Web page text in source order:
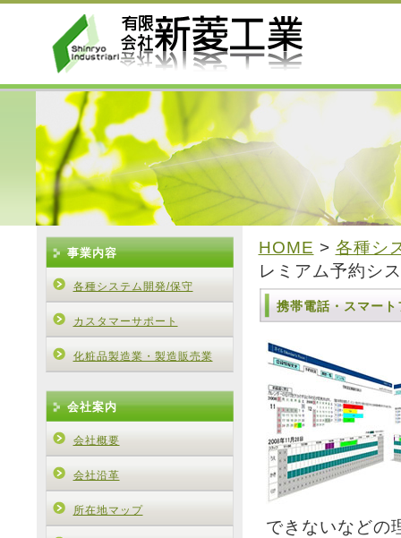
HOME > 各種シ
レミアム予約シ
携帯電話・スマー
できないなどの
事業内容
各種システム開発/保守
カスタマーサポート
化粧品製造業・製造販売業
会社案内
会社概要
会社沿革
所在地マップ